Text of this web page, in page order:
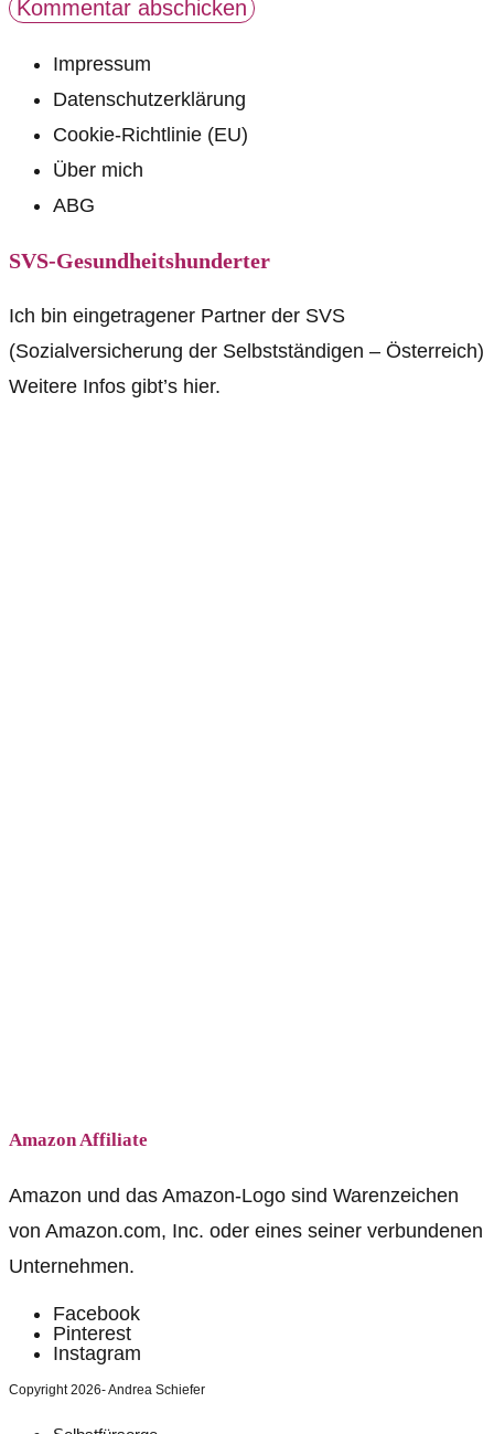
Impressum
Datenschutzerklärung
Cookie-Richtlinie (EU)
Über mich
ABG
SVS-Gesundheitshunderter
Ich bin eingetragener Partner der SVS
(Sozialversicherung der Selbstständigen – Österreich)
Weitere Infos gibt’s hier.
Amazon Affiliate
Amazon und das Amazon-Logo sind Warenzeichen
von Amazon.com, Inc. oder eines seiner verbundenen
Unternehmen.
Facebook
Pinterest
Instagram
Copyright 2026- Andrea Schiefer